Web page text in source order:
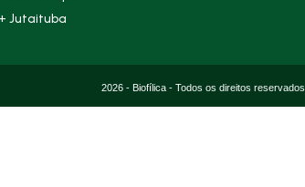
Jutaituba
2026 - Biofílica - Todos os direitos reservados.